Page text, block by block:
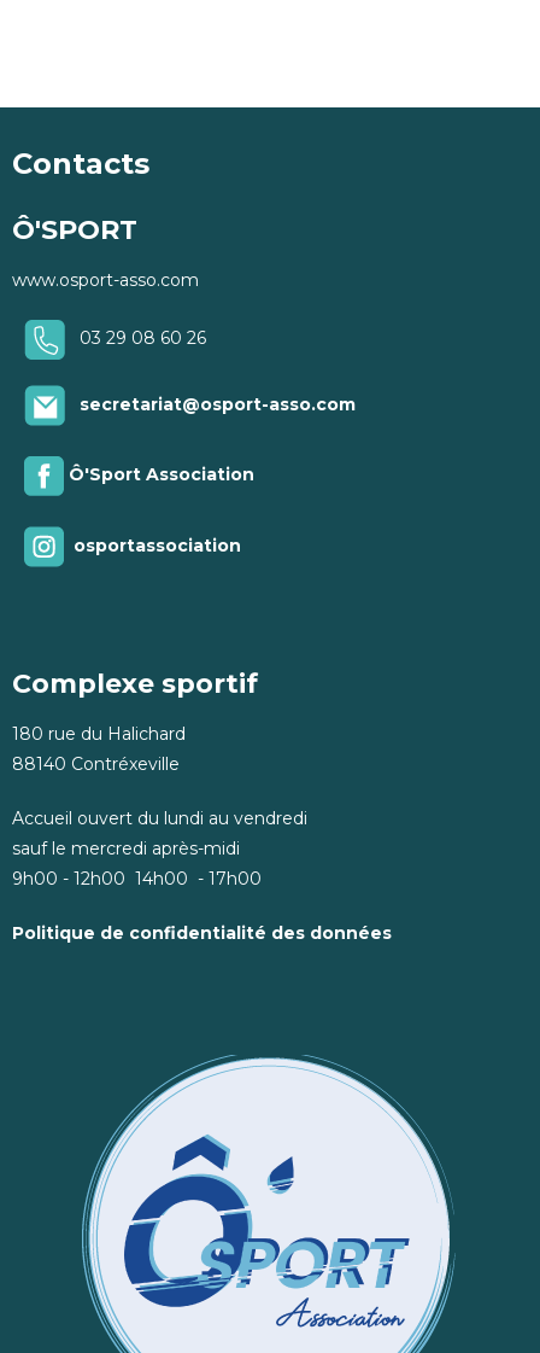
Contacts
Ô'SPORT
www.osport-asso.com
03 29 08 60 26
secretariat@osport-asso.com
Ô'Sport Association
osportassociation
Complexe sportif
180 rue du Halichard
88140 Contréxeville
Accueil ouvert du lundi au vendredi
sauf le mercredi après-midi
9h00 - 12h00 14h00 - 17h00
Politique de confidentialité des données